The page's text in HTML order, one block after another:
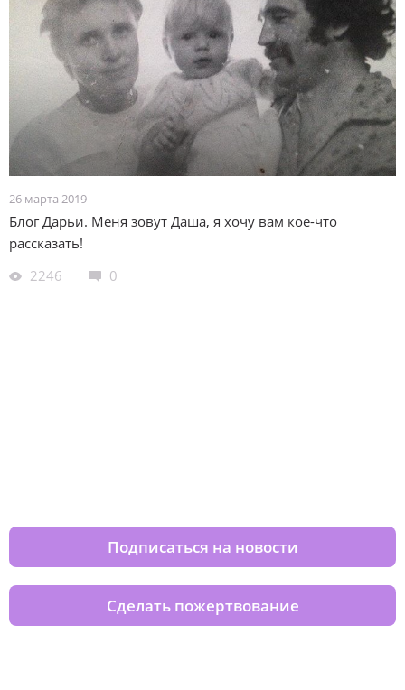
26 марта 2019
Блог Дарьи. Меня зовут Даша, я хочу вам кое-что
рассказать!
2246
0
Подписаться на новости
Сделать пожертвование